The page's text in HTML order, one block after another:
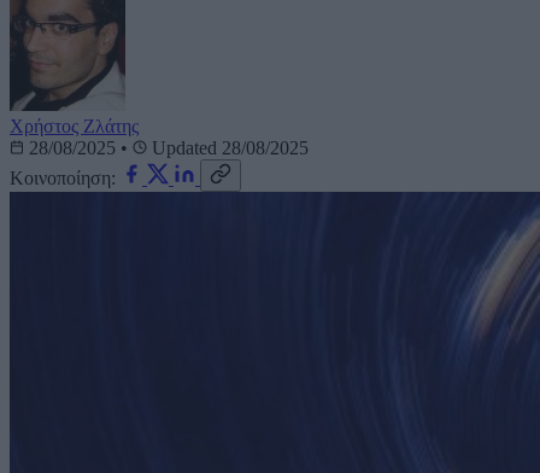
Χρήστος Ζλάτης
28/08/2025 •
Updated 28/08/2025
Κοινοποίηση: